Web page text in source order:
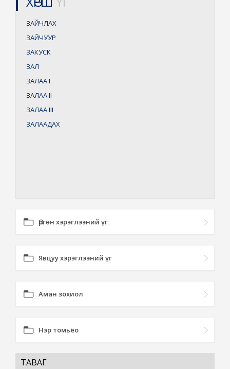
ЗАЙЧЛАХ
ЗАЙЧУУР
ЗАКУСК
ЗАЛ
ЗАЛААI
ЗАЛААII
ЗАЛААIII
ЗАЛААДАХ
Өргөн хэрэглээний үг
Явцуу хэрэглээний үг
Аман зохиол
Нэр томьёо
ТАВАГ